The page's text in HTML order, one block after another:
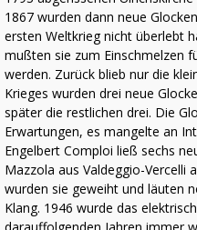
1867 wurden dann neue
ersten Weltkrieg nicht überlebt
mußten sie zum Einschmelzen
werden. Zurück blieb nur die
Krieges wurden drei neue
später die restlichen drei. Die
Erwartungen, es mangelte an
Engelbert Comploi ließ sechs
Mazzola aus Valdeggio-Vercelli
wurden sie geweiht und läuten
Klang. 1946 wurde das